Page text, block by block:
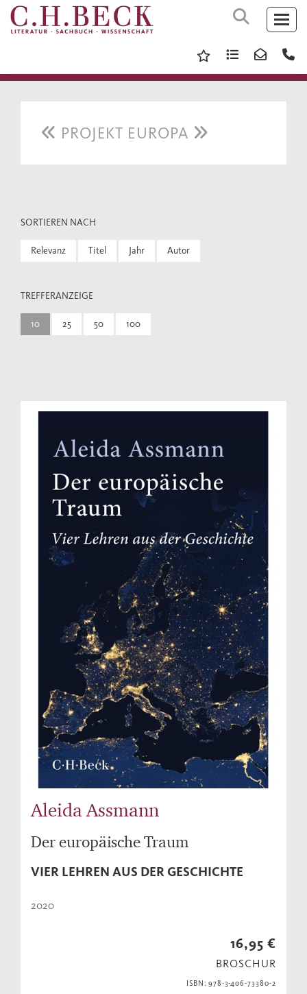
PROJEKT EUROPA
SORTIEREN NACH
Relevanz Titel Jahr Autor
TREFFERANZEIGE
10 25 50 100
Aleida Assmann
Der europäische Traum
VIER LEHREN AUS DER GESCHICHTE
2020
16,95 €
BROSCHUR
ISBN: 978-3-406-73380-2